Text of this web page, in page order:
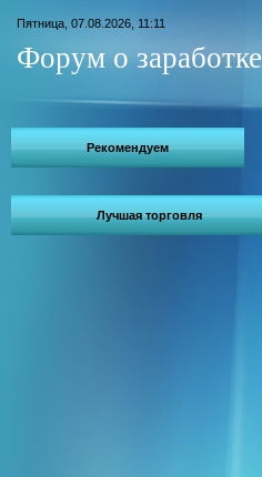
Пятница, 07.08.2026, 11:11
Форум о заработке
Рекомендуем
Лучшая торговля